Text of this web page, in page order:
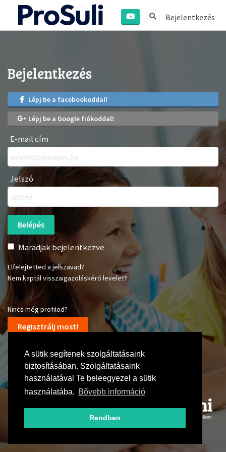
A sütik segítenek szolgáltatásaink
biztosításában. Szolgáltatásaink
használatával Te beleegyezel a sütik
használatába. Bővebb információ
Rendben
Bejelentkezés
Bejelentkezés
Lépj be a facebookoddal!
Lépj be a Google fiókoddal!
E-mail cím
Jelszó
Maradjak bejelentkezve
Elfelejtetted a jelszavad?
Nem kaptál visszaigazoláskérő levelet?
Nincs még profilod?
Regisztrálj most!